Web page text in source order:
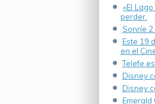
«El
perder.
Sonríe 2
Este 19
en el
Telefe
Disney
Disney
Emerald